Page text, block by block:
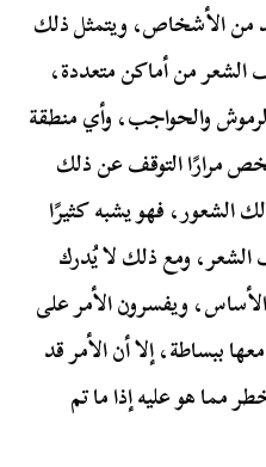
الأشخاص، ويتمثل ذلك
الشعر من أماكن متعددة،
والحواجب، وأي منطقة
مرارًا التوقف عن ذلك
الشعور، فهو يشبه كثيرًا
الشعر، ومع ذلك لا يُدرك
ويفسرون الأمر على
ببساطة، إلا أن الأمر قد
مما هو عليه إذا ما تم